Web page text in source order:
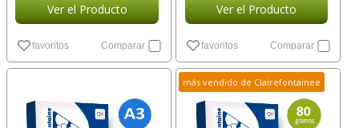
Ver el Producto
favoritos Comparar
Ver el Producto
favoritos Comparar
más vendido de Clairefontainee